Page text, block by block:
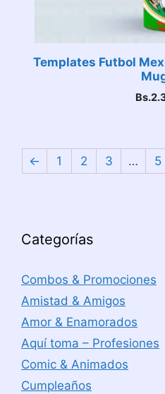
Templates Futbol
Bs.
← 1 2 3 … 5
Categorías
Combos & Promociones
Amistad & Amigos
Amor & Enamorados
Aquí toma – Profesiones
Comic & Animados
Cumpleaños